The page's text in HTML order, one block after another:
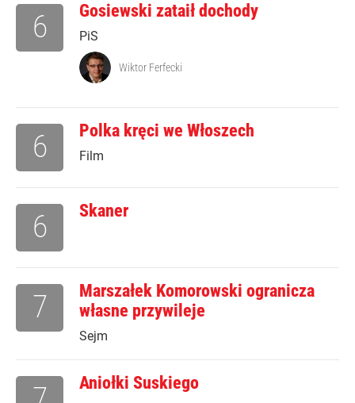
Gosiewski zataił dochody
PiS
6
Wiktor Ferfecki
Polka kręci we Włoszech
Film
6
Skaner
6
Marszałek Komorowski ogranicza
własne przywileje
Sejm
7
Aniołki Suskiego